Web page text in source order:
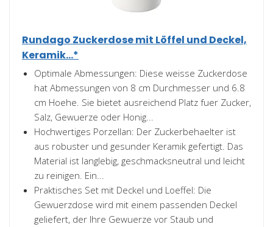
Rundago Zuckerdose mit Löffel und Deckel,
Keramik...*
Optimale Abmessungen: Diese weisse Zuckerdose
hat Abmessungen von 8 cm Durchmesser und 6.8
cm Hoehe. Sie bietet ausreichend Platz fuer Zucker,
Salz, Gewuerze oder Honig...
Hochwertiges Porzellan: Der Zuckerbehaelter ist
aus robuster und gesunder Keramik gefertigt. Das
Material ist langlebig, geschmacksneutral und leicht
zu reinigen. Ein...
Praktisches Set mit Deckel und Loeffel: Die
Gewuerzdose wird mit einem passenden Deckel
geliefert, der Ihre Gewuerze vor Staub und